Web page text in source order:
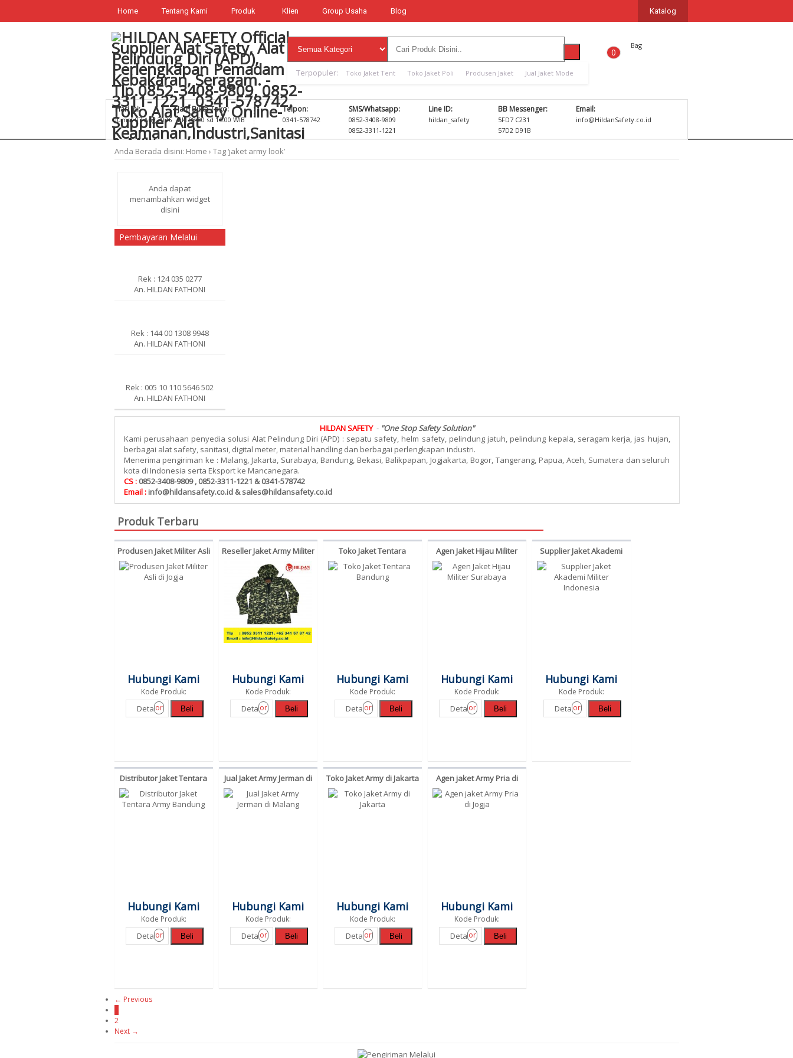
Home Tentang Kami Produk Klien Group Usaha Blog Katalog
Terpopuler: Toko Jaket Tent Toko Jaket Poli Produsen Jaket Jual Jaket Mode
0
Bag
Hari Ini:
Jumat 07 Aug 2026
Jam Buka Toko:
Pkl 08.00 sd 16.00 WIB
Telpon:
0341-578742
SMS/Whatsapp:
0852-3408-9809
0852-3311-1221
Line ID:
hildan_safety
BB Messenger:
5FD7 C231
57D2 D91B
Email:
info@HildanSafety.co.id
Anda Berada disini: Home › Tag ‘jaket army look’
Anda dapat
menambahkan widget
disini
Pembayaran Melalui
Rek : 124 035 0277
An. HILDAN FATHONI
Rek : 144 00 1308 9948
An. HILDAN FATHONI
Rek : 005 10 110 5646 502
An. HILDAN FATHONI
HILDAN SAFETY- "One Stop Safety Solution"
Kami perusahaan penyedia solusi Alat Pelindung Diri (APD) : sepatu safety, helm safety, pelindung jatuh, pelindung kepala, seragam kerja, jas hujan,
berbagai alat safety, sanitasi, digital meter, material handling dan berbagai perlengkapan industri.
Menerima pengiriman ke : Malang, Jakarta, Surabaya, Bandung, Bekasi, Balikpapan, Jogjakarta, Bogor, Tangerang, Papua, Aceh, Sumatera dan seluruh
kota di Indonesia serta Eksport ke Mancanegara.
CS :0852-3408-9809 , 0852-3311-1221 & 0341-578742
Email :info@hildansafety.co.id & sales@hildansafety.co.id
Produk Terbaru
Produsen Jaket Militer Asli
di Jogja
Hubungi Kami
Kode Produk:
Detailor Beli
Reseller Jaket Army Militer
di Jakarta
Hubungi Kami
Kode Produk:
Detailor Beli
Toko Jaket Tentara
Bandung
Hubungi Kami
Kode Produk:
Detailor Beli
Agen Jaket Hijau Militer
Surabaya
Hubungi Kami
Kode Produk:
Detailor Beli
Supplier Jaket Akademi
Militer Indonesia
Hubungi Kami
Kode Produk:
Detailor Beli
Distributor Jaket Tentara
Army Bandung
Hubungi Kami
Kode Produk:
Detailor Beli
Jual Jaket Army Jerman di
Malang
Hubungi Kami
Kode Produk:
Detailor Beli
Toko Jaket Army di Jakarta
Hubungi Kami
Kode Produk:
Detailor Beli
Agen jaket Army Pria di
Jogja
Hubungi Kami
Kode Produk:
Detailor Beli
← Previous
2
Next →